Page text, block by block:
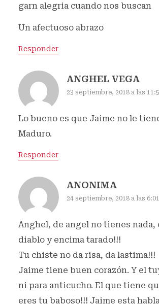
garn alegria cuando nos buscan
Un afectuoso abrazo
Responder
ANGHEL VEGA
23 septiembre, 2018 a las
Lo bueno es que Jaime no le
Maduro.
Responder
ANONIMA
24 septiembre, 2018 a las
Anghel, de angel no tienes nada,
diablo y encima tarado!!!
Tu chiste no da risa, da lastima!!!
Jaime tiene buen corazón. Y el
ni para anticucho. El que tiene
eres tu baboso!!! Jaime esta